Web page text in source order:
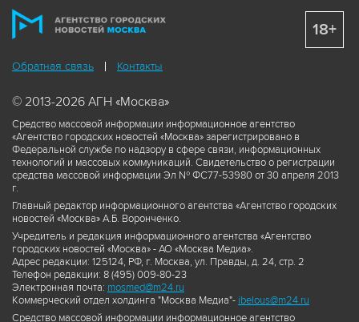
Обратная связь Контакты
© 2013-2026 АГН «Москва»
Средство массовой информации информационное агентство
«Агентство городских новостей «Москва» зарегистрировано в
Федеральной службе по надзору в сфере связи, информационных
технологий и массовых коммуникаций. Свидетельство о регистрации
средства массовой информации Эл № ФС77-53980 от 30 апреля 2013
г.
Главный редактор информационного агентства «Агентство городских
новостей «Москва» А.Б. Воронченко.
Учредитель и редакция информационного агентства «Агентство
городских новостей «Москва» - АО «Москва Медиа».
Адрес редакции: 125124, РФ, г. Москва, ул. Правды, д. 24, стр. 2
Телефон редакции: 8 (495) 009-80-23
Электронная почта: mosmed@m24.ru
Коммерческий отдел холдинга "Москва Медиа"- ibelous@m24.ru
Средство массовой информации информационное агентство
18+